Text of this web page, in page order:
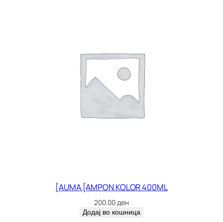
[AUMA [AMPON KOLOR 400ML
200.00ден
Додај во кошница